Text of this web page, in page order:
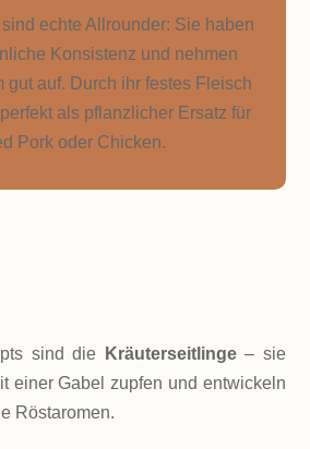
echte Allrounder: Sie haben
Konsistenz und nehmen
gut auf. Durch ihr festes Fleisch
als pflanzlicher Ersatz für
Pork oder Chicken.
sind die Kräuterseitlinge– sie
einer Gabel zupfen und entwickeln
Röstaromen.